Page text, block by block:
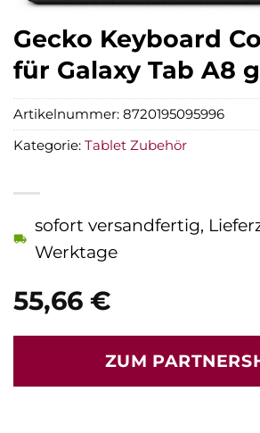
Gecko Keyboard
für Galaxy Tab A8
55,66 €
sofort versandfertig,
Werktage
ZUM
Artikelnummer: 8720195095996
Kategorie: Tablet Zubehör